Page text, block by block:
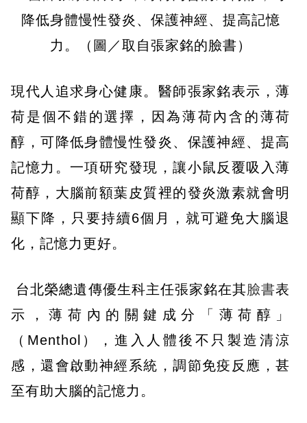
降低身體慢性發炎、保護神經、提高記憶
力。（圖／取自張家銘的臉書）
現代人追求身心健康。醫師張家銘表示，薄
荷是個不錯的選擇，因為薄荷內含的薄荷
醇，可降低身體慢性發炎、保護神經、提高
記憶力。一項研究發現，讓小鼠反覆吸入薄
荷醇，大腦前額葉皮質裡的發炎激素就會明
顯下降，只要持續6個月，就可避免大腦退
化，記憶力更好。
台北榮總遺傳優生科主任張家銘在其臉書表
示，薄荷內的關鍵成分「薄荷醇」
（Menthol），進入人體後不只製造清涼
感，還會啟動神經系統，調節免疫反應，甚
至有助大腦的記憶力。